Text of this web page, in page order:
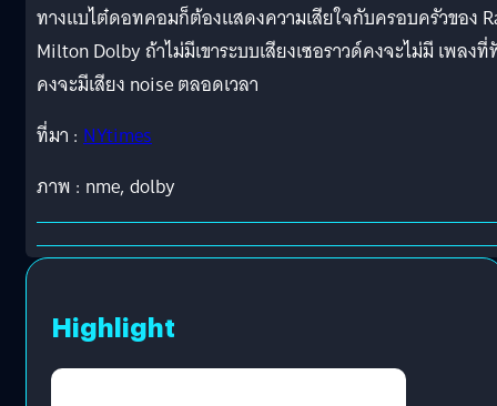
ทางแบไต๋ดอทคอมก็ต้องแสดงความเสียใจกับครอบครัวของ
Milton Dolby ถ้าไม่มีเขาระบบเสียงเซอราวด์คงจะไม่มี เพลง
คงจะมีเสียง noise ตลอดเวลา
ที่มา : NYtimes
ภาพ : nme, dolby
Highlight